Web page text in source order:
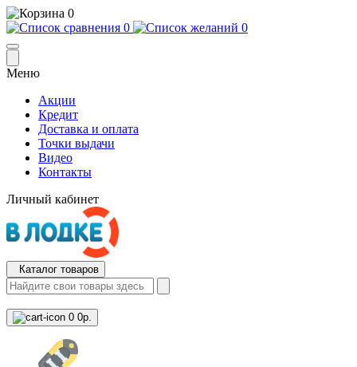
0
0
0
Меню
Акции
Кредит
Доставка и оплата
Точки выдачи
Видео
Контакты
Личный кабинет
Каталог товаров
0 0р.